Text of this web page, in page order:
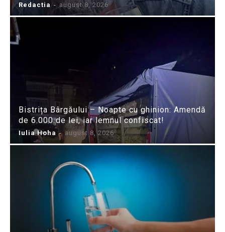
Redactia - august 8, 2026
Bistrița Bârgăului – Noapte cu ghinion: Amendă
de 6.000 de lei, iar lemnul confiscat!
Iulia Hoha - august 8, 2026